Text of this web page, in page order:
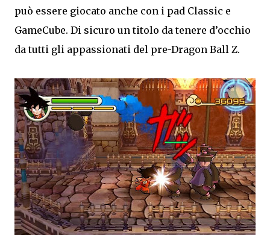
può essere giocato anche con i pad Classic e
GameCube. Di sicuro un titolo da tenere d’occhio
da tutti gli appassionati del pre-Dragon Ball Z.